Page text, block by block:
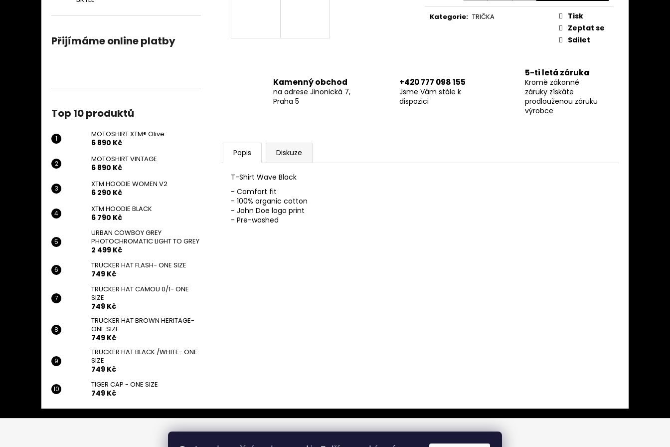
Přijímáme online platby
Top 10 produktů
MOTOSHIRT XTM® Olive
6 890 Kč
MOTOSHIRT VINTAGE
6 890 Kč
XTM HOODIE WOMEN V2
6 290 Kč
XTM HOODIE BLACK
6 790 Kč
URBAN COWBOY GREY
PHOTOCHROMATIC LIGHT TO GREY
2 499 Kč
TRUCKER HAT FLASH- ONE SIZE
749 Kč
TRUCKER HAT CAMOU 0/1- ONE
SIZE
749 Kč
TRUCKER HAT BROWN HERITAGE-
ONE SIZE
749 Kč
TRUCKER HAT BLACK /WHITE- ONE
SIZE
749 Kč
TIGER CAP - ONE SIZE
749 Kč
Kategorie: TRIČKA
Tisk
Zeptat se
Sdílet
Kamenný obchod
na adrese Jinonická 7,
Praha 5
+420 777 098 155
Jsme Vám stále k
dispozici
5-ti letá záruka
Kromě zákonné
záruky získáte
prodlouženou záruku
výrobce
Popis Diskuze
T-Shirt Wave Black
- Comfort fit
- 100% organic cotton
- John Doe logo print
- Pre-washed
MOTOSHIRT XTM® OLIVE
6 890 Kč
XTM HOODIE WOMEN V2
Z